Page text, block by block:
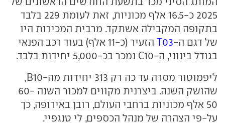
2025 כ-16.5 אלף מכוניות, זאת לעומת 229 בלבד
בתקופה המקבילה אשתקד. מרבית המכירות היו
של דגם ה-T03
הזעיר (כ-11 אלף) בעוד רכב הפנאי
בגודל בינוני, ה-C10 נמכר בכ-5,000 יחידות בלבד.
ליפמוטור מסרה עד כה רק 313 יחידות מה-B10,
שהושק השנה. ביצרנית מקווים למכור השנה 60-
50 אלף מכוניות ברחבי העולם, רובן באירופה, כך
על-פי הצהרה של מנהל הכספים, לי טנגפיי.